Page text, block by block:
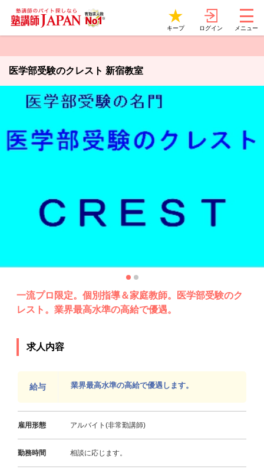
キープ ログイン メニュー
医学部受験のクレスト 新宿教室
一流プロ限定。個別指導＆家庭教師。医学部受験のク
レスト。業界最高水準の高給で優遇。
求人内容
給与 業界最高水準の高給で優遇します。
雇用形態 アルバイト(非常勤講師)
勤務時間 相談に応じます。